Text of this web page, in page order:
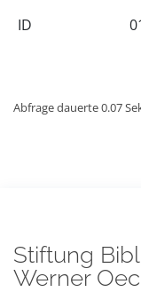
ID
Abfrage dauerte 0.07
Stiftung
Werner